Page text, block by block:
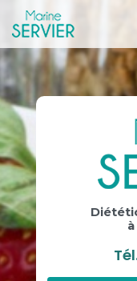
au
contenu
principal